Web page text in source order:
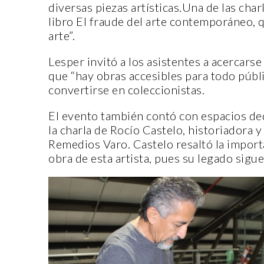
diversas piezas artísticas.Una de las
libro El fraude del arte contemporáneo,
arte”.
Lesper invitó a los asistentes a
que “hay obras accesibles para todo
convertirse en coleccionistas.
El evento también contó con espacios
la charla de Rocío Castelo, historiadora
Remedios Varo. Castelo resaltó la
obra de esta artista, pues su legado
ENTORNO VERDE
SELECCIONAN A GANADORES
DEL OCTAVO CONCURSO DE
FOTOGRAFÍA “EN LA MIRA DE
LA SUSTENTABILIDAD”
2